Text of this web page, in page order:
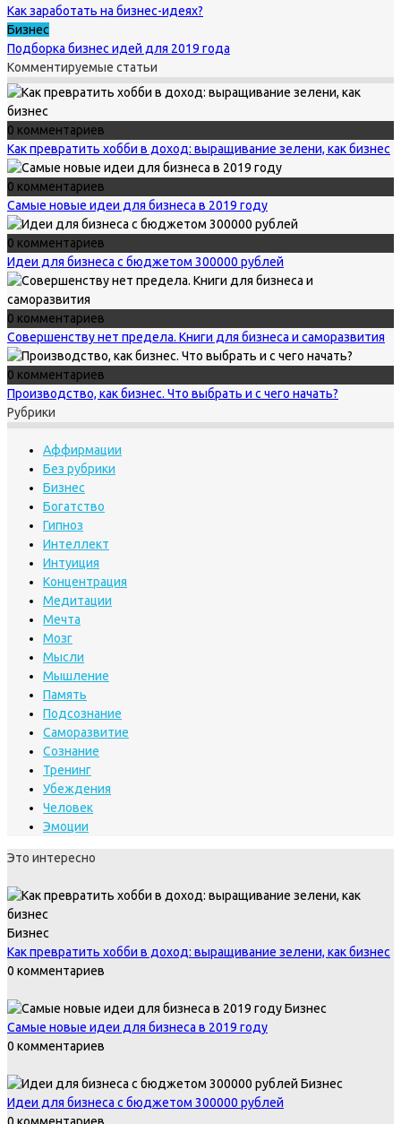
Как заработать на бизнес-идеях?
Бизнес
Подборка бизнес идей для 2019 года
Комментируемые статьи
0 комментариев
Как превратить хобби в доход: выращивание зелени, как бизнес
0 комментариев
Самые новые идеи для бизнеса в 2019 году
0 комментариев
Идеи для бизнеса с бюджетом 300000 рублей
0 комментариев
Совершенству нет предела. Книги для бизнеса и саморазвития
0 комментариев
Производство, как бизнес. Что выбрать и с чего начать?
Рубрики
Аффирмации
Без рубрики
Бизнес
Богатство
Гипноз
Интеллект
Интуиция
Концентрация
Медитации
Мечта
Мозг
Мысли
Мышление
Память
Подсознание
Саморазвитие
Сознание
Тренинг
Убеждения
Человек
Эмоции
Это интересно
Бизнес
Как превратить хобби в доход: выращивание зелени, как бизнес
0 комментариев
Бизнес
Самые новые идеи для бизнеса в 2019 году
0 комментариев
Бизнес
Идеи для бизнеса с бюджетом 300000 рублей